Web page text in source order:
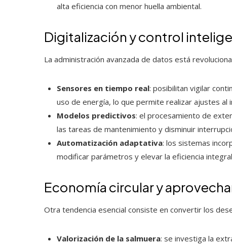
alta eficiencia con menor huella ambiental.
Digitalización y control
La administración avanzada de datos está
Sensores en tiempo real: posibilitan vigilar
uso de energía, lo que permite realizar ajustes al
Modelos predictivos: el procesamiento de
las tareas de mantenimiento y disminuir
Automatización adaptativa: los sistemas
modificar parámetros y elevar la eficiencia
Economía circular y
Otra tendencia esencial consiste en convertir los
Valorización de la salmuera: se investiga la